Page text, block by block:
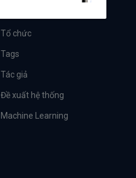
Tổ chức
Tags
Tác giả
Đề xuất hệ thống
Machine Learning